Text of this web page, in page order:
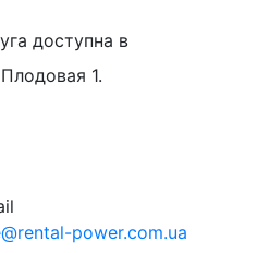
доступна в
1.
power.com.ua